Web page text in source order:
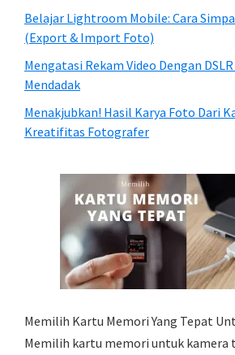
Belajar Lightroom Mobile: Cara
(Export & Import Foto)
Mengatasi Rekam Video Dengan
Mendadak
Menakjubkan! Hasil Karya Foto Dari
Kreatifitas Fotografer
Memilih Kartu Memori Yang Tepat
Memilih kartu memori untuk kamera